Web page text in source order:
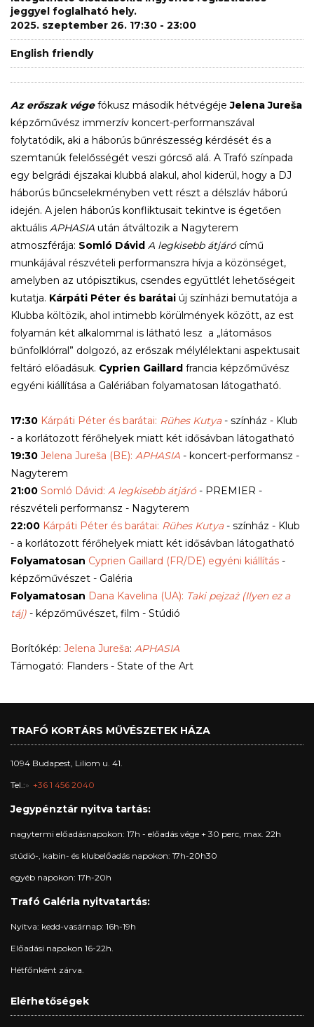
jeggyel foglalható hely.
2025. szeptember 26. 17:30 - 23:00
English friendly
Az erőszak végefókusz második hétvégéjeJelena Jureša
képzőművész immerzív koncert-performanszával
folytatódik, aki a háborús bűnrészesség kérdését és a
szemtanúk felelősségét veszi górcső alá. A Trafó színpada
egy belgrádi éjszakai klubbá alakul, ahol kiderül, hogy a DJ
háborús bűncselekményben vett részt a délszláv háború
idején. A jelen háborús konfliktusait tekintve is égetően
aktuális APHASIA után átváltozik a Nagyterem
atmoszférája: Somló Dávid A legkisebb átjárócímű
munkájával részvételi performanszra hívja a közönséget,
amelyben az utópisztikus, csendes együttlét lehetőségeit
kutatja. Kárpáti Péter és barátai új színházi bemutatója a
Klubba költözik, ahol intimebb körülmények között, az est
folyamán két alkalommal is látható lesz a „látomásos
bűnfolklórral” dolgozó, az erőszak mélylélektani aspektusait
feltáró előadásuk. Cyprien Gaillard francia képzőművész
egyéni kiállítása a Galériában folyamatosan látogatható.
17:30 Kárpáti Péter és barátai: Rühes Kutya- színház - Klub
- a korlátozott férőhelyek miatt két idősávban látogatható
19:30 Jelena Jureša (BE): APHASIA - koncert-performansz -
Nagyterem
21:00 Somló Dávid: A legkisebb átjáró - PREMIER -
részvételi performansz - Nagyterem
22:00 Kárpáti Péter és barátai: Rühes Kutya- színház - Klub
- a korlátozott férőhelyek miatt két idősávban látogatható
Folyamatosan Cyprien Gaillard (FR/DE) egyéni kiállítás -
képzőművészet - Galéria
Folyamatosan Dana Kavelina (UA): Taki pejzaż (Ilyen ez a
táj) - képzőművészet, film - Stúdió
Borítókép: Jelena Jureša: APHASIA
Támogató: Flanders - State of the Art
TRAFÓ KORTÁRS MŰVÉSZETEK HÁZA
1094 Budapest, Liliom u. 41.
Tel.: +36 1 456 2040
Jegypénztár nyitva tartás:
nagytermi előadásnapokon: 17h - előadás vége + 30 perc, max. 22h
stúdió-, kabin- és klubelőadás napokon: 17h-20h30
egyéb napokon: 17h-20h
Trafó Galéria nyitvatartás:
Nyitva: kedd-vasárnap: 16h-19h
Előadási napokon 16-22h.
Hétfőnként zárva.
Elérhetőségek